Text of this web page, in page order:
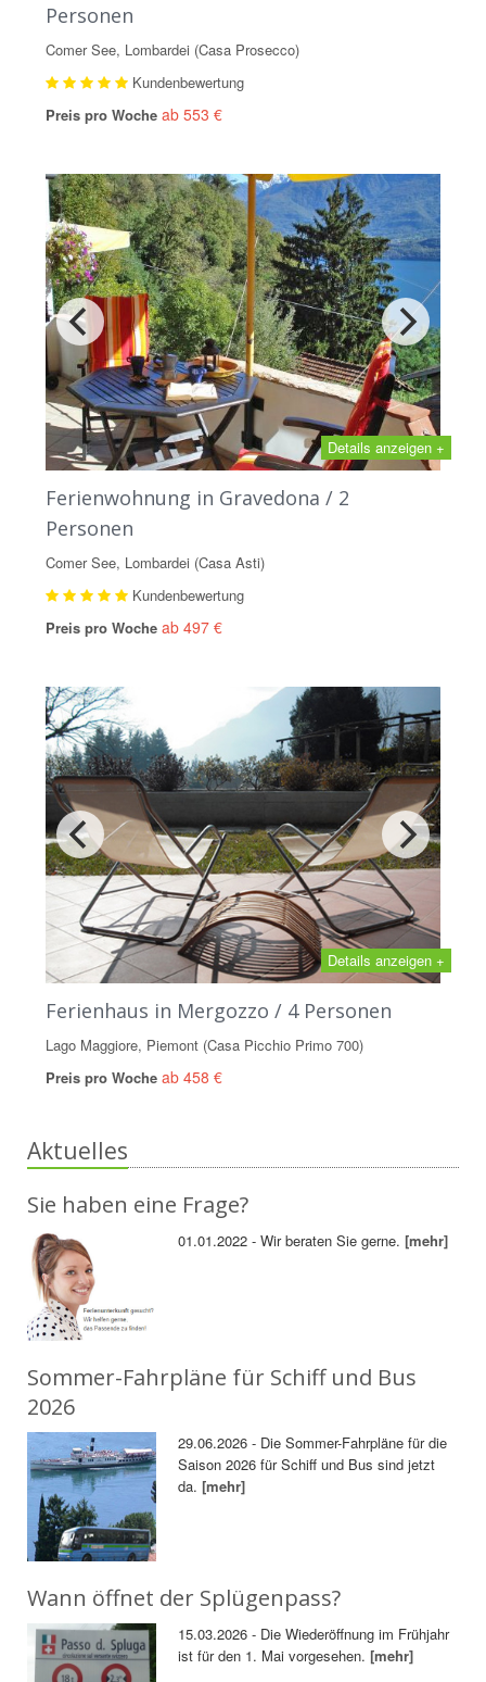
Personen
Comer See, Lombardei (Casa Prosecco)
Kundenbewertung
Preis pro Woche ab 553 €
Details anzeigen +
Ferienwohnung in Gravedona / 2
Personen
Comer See, Lombardei (Casa Asti)
Kundenbewertung
Preis pro Woche ab 497 €
Details anzeigen +
Ferienhaus in Mergozzo / 4 Personen
Lago Maggiore, Piemont (Casa Picchio Primo 700)
Preis pro Woche ab 458 €
Aktuelles
Sie haben eine Frage?
01.01.2022 - Wir beraten Sie gerne.[mehr]
Sommer-Fahrpläne für Schiff und Bus
2026
29.06.2026 - Die Sommer-Fahrpläne für die
Saison 2026 für Schiff und Bus sind jetzt
da.[mehr]
Wann öffnet der Splügenpass?
15.03.2026 - Die Wiederöffnung im Frühjahr
ist für den 1. Mai vorgesehen.[mehr]